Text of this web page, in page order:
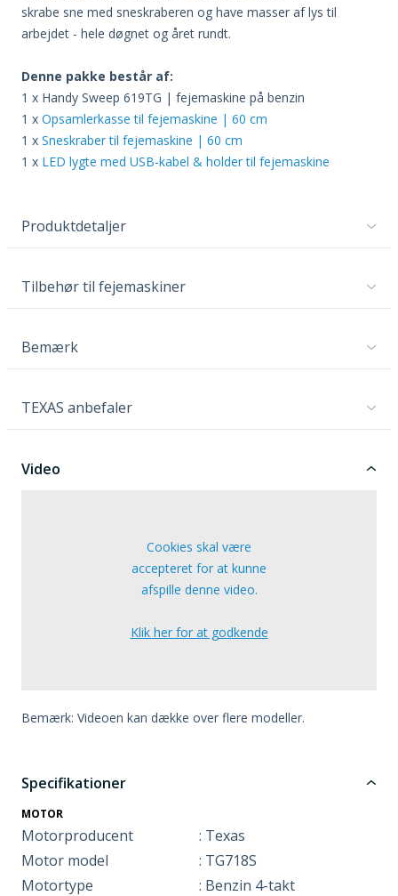
skrabe sne med sneskraberen og have masser af lys til
arbejdet - hele døgnet og året rundt.
Denne pakke består af:
1 x Handy Sweep 619TG | fejemaskine på benzin
1 x Opsamlerkasse til fejemaskine | 60 cm
1 x Sneskraber til fejemaskine | 60 cm
1 x LED lygte med USB-kabel & holder til fejemaskine
Produktdetaljer
Tilbehør til fejemaskiner
Bemærk
TEXAS anbefaler
Video
Cookies skal være
accepteret for at kunne
afspille denne video.
Klik her for at godkende
Bemærk: Videoen kan dække over flere modeller.
Specifikationer
MOTOR
Motorproducent
: Texas
Motor model
: TG718S
Motortype
: Benzin 4-takt